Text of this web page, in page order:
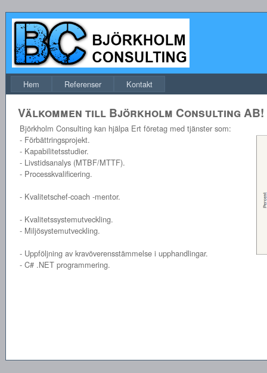
Hem Referenser Kontakt
Välkommen till Björkholm Consulting AB!
Björkholm Consulting kan hjälpa Ert företag med tjänster som:
- Förbättringsprojekt.
- Kapabilitetsstudier.
- Livstidsanalys (MTBF/MTTF).
- Processkvalificering.
- Kvalitetschef-coach -mentor.
- Kvalitetssystemutveckling.
- Miljösystemutveckling.
- Uppföljning av kravöverensstämmelse i upphandlingar.
- C# .NET programmering.